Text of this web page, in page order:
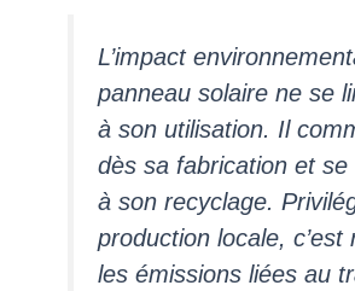
L’impact
panneau solaire ne se
à son utilisation. Il
dès sa fabrication et se
à son recyclage.
production locale, c’est
les émissions liées au